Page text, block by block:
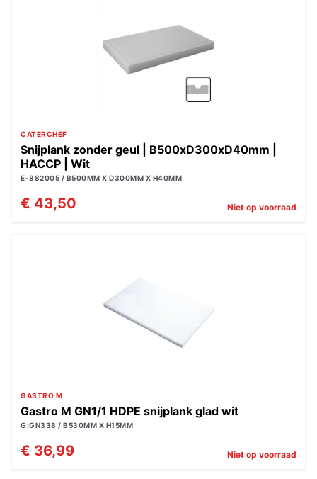
CATERCHEF
Snijplank zonder geul | B500xD300xD40mm |
HACCP | Wit
E-882005 / B500MM X D300MM X H40MM
€ 43,50 Niet op voorraad
GASTRO M
Gastro M GN1/1 HDPE snijplank glad wit
G:GN338 / B530MM X H15MM
€ 36,99 Niet op voorraad